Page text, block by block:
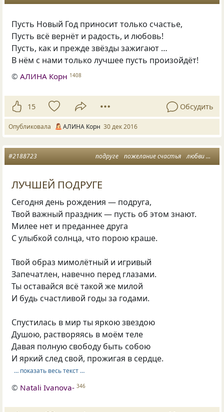
Пусть Новый Год приносит только счастье,
Пусть всё вернёт и радость, и любовь!
Пусть, как и прежде звёзды зажигают …
В нём с нами только лучшее пусть произойдёт!
©АЛИНА Корн 1408
15 Обсудить
Опубликовала АЛИНА Корн 30 дек 2016
подруге пожелание счастья любви
#2188723
ЛУЧШЕЙ ПОДРУГЕ
Сегодня день рождения — подруга,
Твой важный праздник — пусть об этом знают.
Милее нет и преданнее друга
С улыбкой солнца, что порою краше.
Твой образ мимолётный и игривый
Запечатлен, навечно перед глазами.
Ты оставайся всё такой же милой
И будь счастливой годы за годами.
Спустилась в мир ты яркою звездою
Душою, растворяясь в моём теле
Давая полную свободу быть собою
И яркий след свой, прожигая в сердце.
… показать весь текст …
© Natali Ivanova- 346